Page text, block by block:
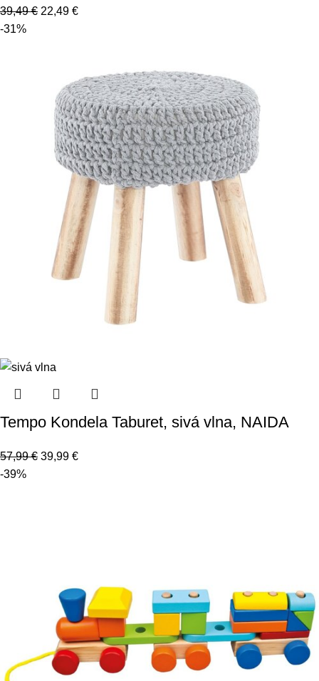
39,49€ 22,49 €
-31%
Tempo Kondela Taburet, sivá vlna, NAIDA
57,99€ 39,99 €
-39%